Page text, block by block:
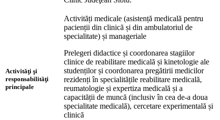
Activităţi şi
responsabilităţi
principale
Activități medicale (asistență medicală pentru
pacienții din clinică și din ambulatoriul de
specialitate) și manageriale
Prelegeri didactice și coordonarea stagiilor
clinice de reabilitare medicală și kinetologie ale
studenților și coordonarea pregătirii medicilor
rezidenți în specialitățile reabilitare medicală,
reumatologie și expertiza medicală și a
capacității de muncă (inclusiv în cea de-a doua
specialitate medicală), cercetare experimentală și
clinică